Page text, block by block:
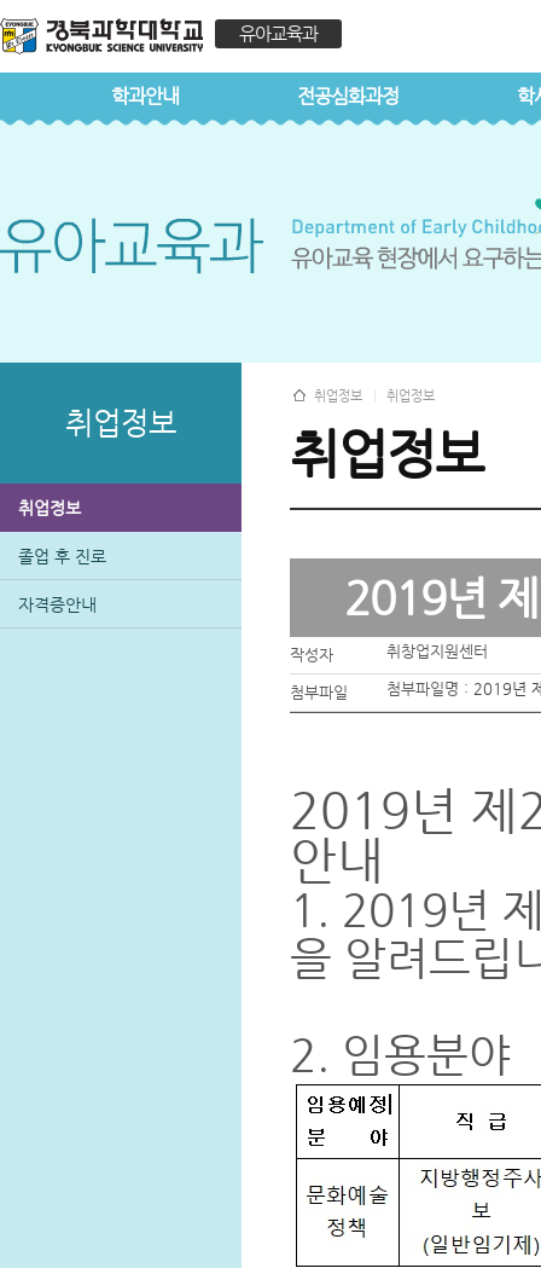
유아교육과
학과안내 전공심화과정 학
취업정보
취업정보
졸업 후 진로
자격증안내
취업정보 취업정보
취업정보
2019년
작성자 취창업지원센터
첨부파일 첨부파일명 : 2019년
2019년 제
안내
1. 2019년
을 알려드립
2. 임용분야